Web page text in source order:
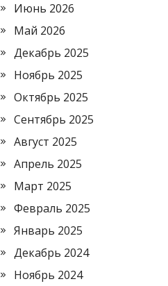
Июнь 2026
Май 2026
Декабрь 2025
Ноябрь 2025
Октябрь 2025
Сентябрь 2025
Август 2025
Апрель 2025
Март 2025
Февраль 2025
Январь 2025
Декабрь 2024
Ноябрь 2024